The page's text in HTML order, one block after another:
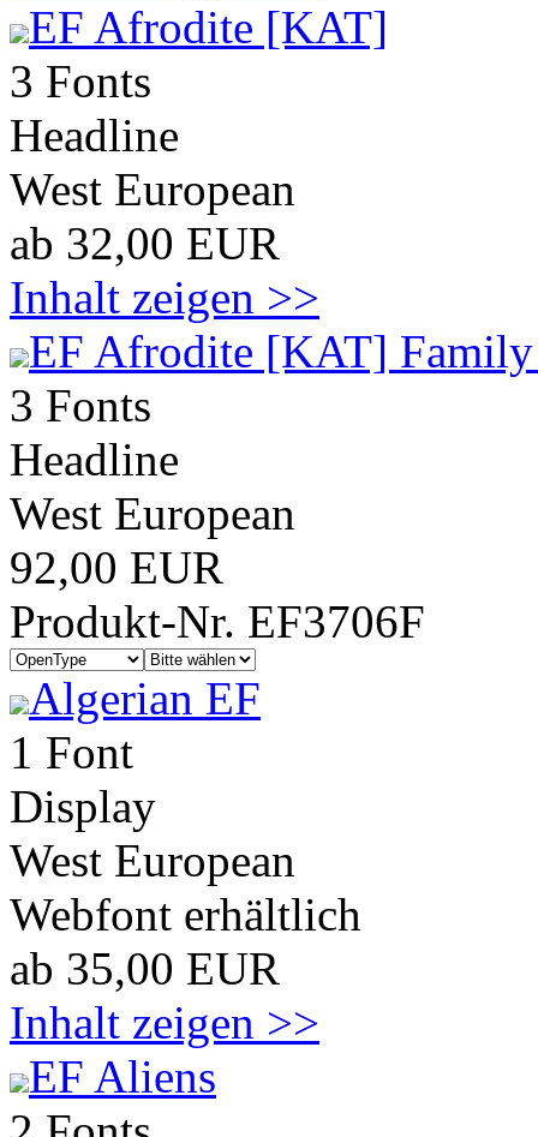
EF Afrodite [KAT]
3 Fonts
Headline
West European
ab 32,00 EUR
Inhalt zeigen >>
EF Afrodite [KAT] Family
3 Fonts
Headline
West European
92,00 EUR
Produkt-Nr. EF3706F
Algerian EF
1 Font
Display
West European
Webfont erhältlich
ab 35,00 EUR
Inhalt zeigen >>
EF Aliens